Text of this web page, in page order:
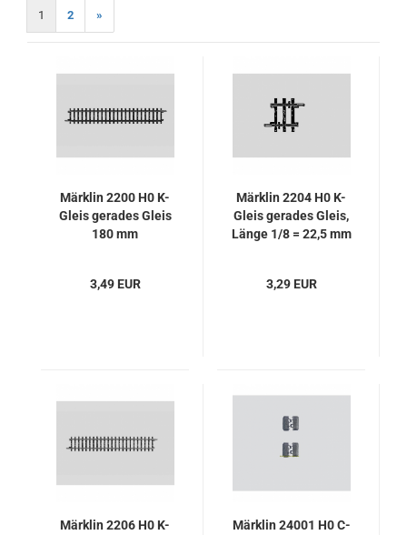
1 2 »
Märklin 2200 H0 K-
Gleis gerades Gleis
180 mm
3,49 EUR
Märklin 2204 H0 K-
Gleis gerades Gleis,
Länge 1/8 = 22,5 mm
3,29 EUR
Märklin 2206 H0 K-
Märklin 24001 H0 C-